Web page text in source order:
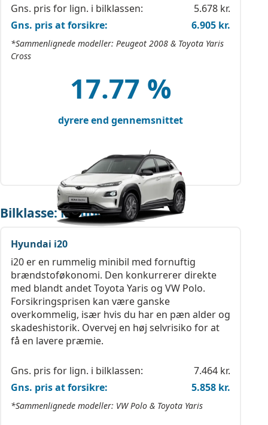
Gns. pris for lign. i bilklassen:
5.678 kr.
Gns. pris at forsikre:
6.905 kr.
*Sammenlignede modeller: Peugeot 2008 & Toyota Yaris
Cross
17.77 %
dyrere end gennemsnittet
Bilklasse: Minibil
Hyundai i20
i20 er en rummelig minibil med fornuftig
brændstoføkonomi. Den konkurrerer direkte
med blandt andet Toyota Yaris og VW Polo.
Forsikringsprisen kan være ganske
overkommelig, især hvis du har en pæn alder og
skadeshistorik. Overvej en høj selvrisiko for at
få en lavere præmie.
Gns. pris for lign. i bilklassen:
7.464 kr.
Gns. pris at forsikre:
5.858 kr.
*Sammenlignede modeller: VW Polo & Toyota Yaris